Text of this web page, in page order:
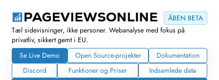
ÅBEN BETA
Tæl sidevisninger, ikke personer. Webanalyse med fokus på
privatliv, sikkert gemt i EU.
Se Live Demo
Open Source-projekter
Dokumentation
Discord
Funktioner og Priser
Indsamlede data